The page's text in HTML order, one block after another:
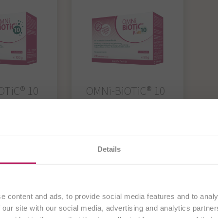
Details
content and ads, to provide social media features and to
site with our social media, advertising and analytics
10
während
ab € 17,50
OMNi-BiOTiC® 10
Kids
Darmflora kindgerecht
ergänzen!
ab € 17,95
gerade unsere österreichische Website
. Alle
ausschließlich an Kunden ausÖsterreich.
Fortfahren